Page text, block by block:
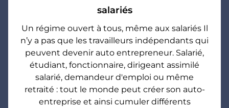
salariés
Un régime ouvert à tous, même aux salariés Il
n’y a pas que les travailleurs indépendants qui
peuvent devenir auto entrepreneur. Salarié,
étudiant, fonctionnaire, dirigeant assimilé
salarié, demandeur d'emploi ou même
retraité : tout le monde peut créer son auto-
entreprise et ainsi cumuler différents